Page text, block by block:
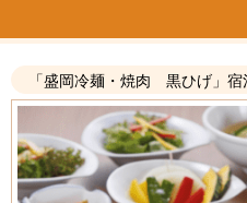
「盛岡冷麺・焼肉 黒ひげ」宿